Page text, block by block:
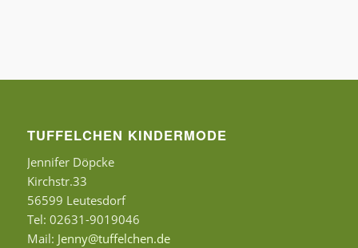
TUFFELCHEN KINDERMODE
Jennifer Döpcke
Kirchstr.33
56599 Leutesdorf
Tel: 02631-9019046
Mail: Jenny@tuffelchen.de